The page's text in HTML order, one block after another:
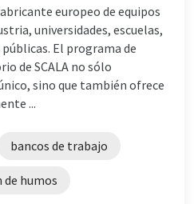
europeo de equipos
universidades, escuelas,
El programa de
de SCALA no sólo
sino que también ofrece
...
bancos de trabajo
de humos